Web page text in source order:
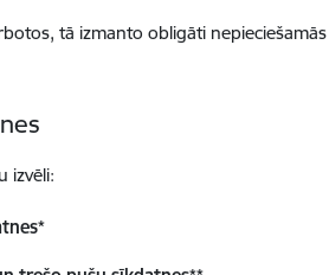
tā izmanto obligāti
izvēli:
*